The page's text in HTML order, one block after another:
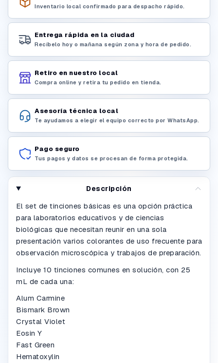
Inventario local confirmado para despacho rápido.
Entrega rápida en la ciudad
Recíbelo hoy o mañana según zona y hora de pedido.
Retiro en nuestro local
Compra online y retira tu pedido en tienda.
Asesoría técnica local
Te ayudamos a elegir el equipo correcto por WhatsApp.
Pago seguro
Tus pagos y datos se procesan de forma protegida.
Descripción
El set de tinciones básicas es una opción práctica
para laboratorios educativos y de ciencias
biológicas que necesitan reunir en una sola
presentación varios colorantes de uso frecuente para
observación microscópica y trabajos de preparación.
Incluye 10 tinciones comunes en solución, con 25
mL de cada una:
Alum Carmine
Bismark Brown
Crystal Violet
Eosin Y
Fast Green
Hematoxylin